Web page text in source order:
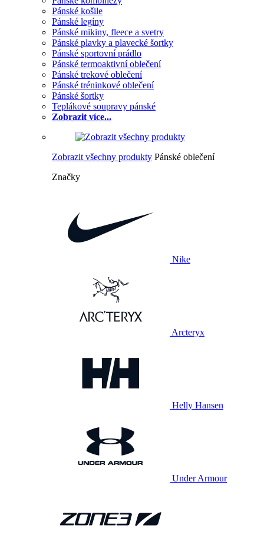
Pánské košile
Pánské legíny
Pánské mikiny, fleece a svetry
Pánské plavky a plavecké šortky
Pánské sportovní prádlo
Pánské termoaktivní oblečení
Pánské trekové oblečení
Pánské tréninkové oblečení
Pánské šortky
Teplákové soupravy pánské
Zobrazit více...
Zobrazit všechny produkty Pánské oblečení
Značky
Nike
Arcteryx
Helly Hansen
Under Armour